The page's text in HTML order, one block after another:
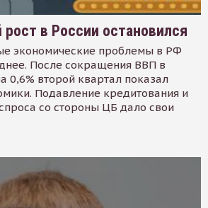
в России остановился
экономические проблемы в РФ
После сокращения ВВП в
0,6% второй квартал показал
Подавление кредитования и
со стороны ЦБ дало свои